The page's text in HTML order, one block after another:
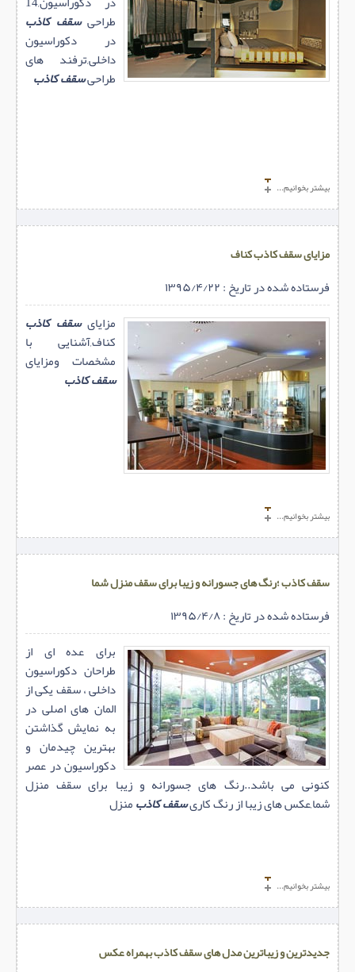
طراحی سقف کاذب
در دکوراسیون
داخلی,ترفند های
طراحیسقف کاذب
بیشتر بخوانیم...
مزایای سقف کاذب کناف
فرستاده شده در تاریخ : ۱۳۹۵/۴/۲۲
مزایایسقف کاذب
کناف,آشنایی با
مشخصات ومزایای
سقف کاذب
بیشتر بخوانیم...
سقف کاذب ؛رنگ های جسورانه و زیبا برای سقف منزل شما
فرستاده شده در تاریخ : ۱۳۹۵/۴/۸
برای عده ای از
طراحان دکوراسیون
داخلی ، سقف یکی از
المان های اصلی در
به نمایش گذاشتن
بهترین چیدمان و
دکوراسیون در عصر
کنونی می باشد..رنگ های جسورانه و زیبا برای سقف منزل
شما,عکس های زیبا از رنگ کاریسقف کاذبمنزل
بیشتر بخوانیم...
جدیدترین و زیباترین مدل های سقف کاذب بهمراه عکس